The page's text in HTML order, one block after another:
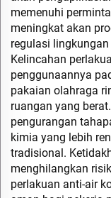
memenuhi
meningkat akan
regulasi
Kelincahan
penggunaannya
pakaian olahraga
ruangan yang
pengurangan
kimia yang lebih
tradisional.
menghilangkan
perlakuan anti-air